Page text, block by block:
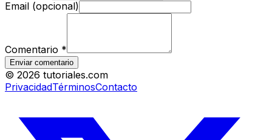
Email (opcional)
Comentario *
Enviar comentario
© 2026 tutoriales.com
PrivacidadTérminosContacto